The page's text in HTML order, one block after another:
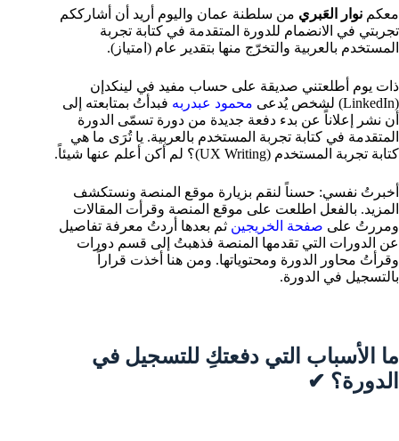
معكم نوار العَبري من سلطنة عمان واليوم أريد أن أشارككم
تجربتي في الانضمام للدورة المتقدمة في كتابة تجربة
المستخدم بالعربية والتخرّج منها بتقدير عام (امتياز).
ذات يوم أطلعتني صديقة على حساب مفيد في لينكدإن
(LinkedIn) لشخص يُدعى
محمود عبدربه فبدأتُ بمتابعته إلى
أن نشر إعلاناً عن بدء دفعة جديدة من دورة تسمّى الدورة
المتقدمة في كتابة تجربة المستخدم بالعربية. يا تُرَى ما هي
كتابة تجربة المستخدم (UX Writing)
؟ لم أكن أعلم عنها شيئاً.
أخبرتُ نفسي: حسناً لنقم بزيارة موقع المنصة ونستكشف
المزيد. بالفعل اطلعت على موقع المنصة وقرأت المقالات
ومررتُ على صفحة الخريجين ثم بعدها أردتُ معرفة تفاصيل
عن الدورات التي تقدمها المنصة فذهبتُ إلى قسم دورات
وقرأتُ محاور الدورة ومحتوياتها. ومن هنا أخذت قراراً
بالتسجيل في الدورة.
ما الأسباب التي دفعتكِ للتسجيل في
الدورة؟ ✔